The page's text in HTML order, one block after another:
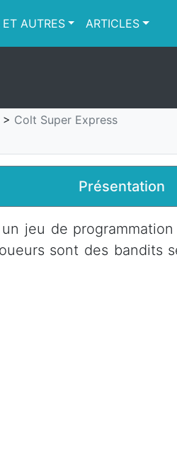
AUTRES ARTICLES
> Colt Super Express
Présentation
jeu de
sont des bandits